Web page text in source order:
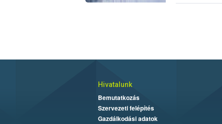
Hivatalunk
Bemutatkozás
Szervezeti felépítés
Gazdálkodási adatok